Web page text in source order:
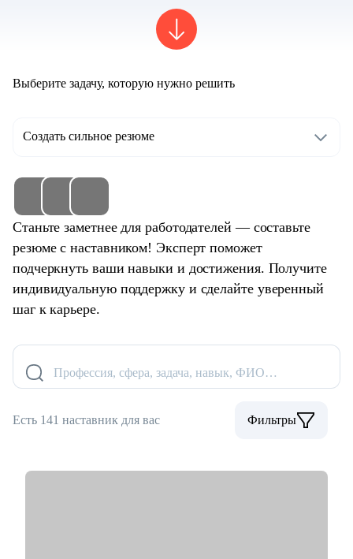
Выберите задачу, которую нужно решить
Создать сильное резюме
Станьте заметнее для работодателей — составьте
резюме с наставником! Эксперт поможет
подчеркнуть ваши навыки и достижения. Получите
индивидуальную поддержку и сделайте уверенный
шаг к карьере.
Профессия, сфера, задача, навык, ФИО…
Есть 141 наставник для вас Фильтры